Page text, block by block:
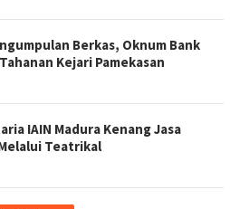
Berkas, Oknum Bank
Kejari Pamekasan
IAIN Madura Kenang Jasa
Teatrikal